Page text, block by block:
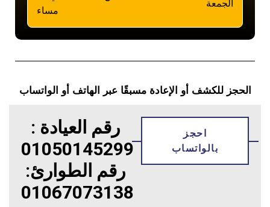
مساء
الجمعة
الحجز للكشف أو الإعادة مسبقًا عبر الهاتف أو الواتساب
احجز
بالواتساب
رقم العيادة :
01050145299
رقم الطوارئ:
01067073138